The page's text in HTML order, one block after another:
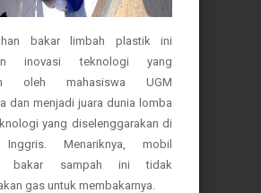
bakar limbah plastik ini
inovasi teknologi yang
oleh mahasiswa UGM
dan menjadi juara dunia lomba
yang diselenggarakan di
Menariknya, mobil
bakar sampah ini tidak
gas untuk membakarnya.